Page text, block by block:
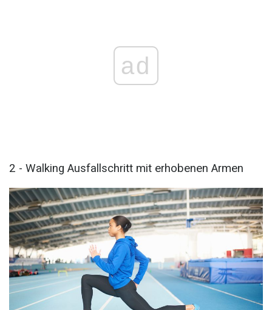
ad
2 - Walking Ausfallschritt mit erhobenen Armen